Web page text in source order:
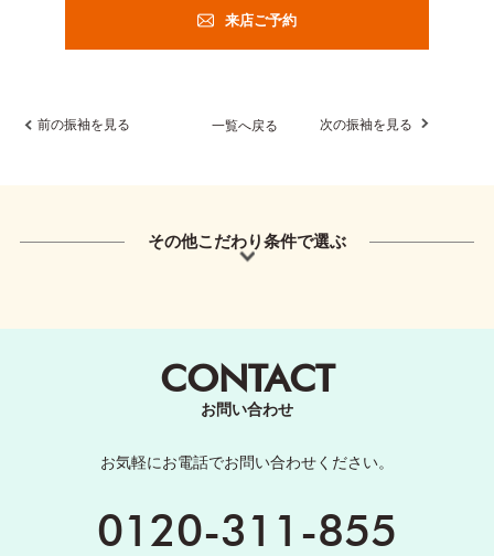
来店ご予約
前の振袖を見る 一覧へ戻る 次の振袖を見る
その他こだわり条件で選ぶ
CONTACT
お問い合わせ
お気軽にお電話でお問い合わせください。
0120-311-855